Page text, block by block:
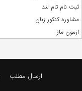
ثبت نام تام لند
مشاوره کنکور زبان
ازمون ماز
ارسال مطلب